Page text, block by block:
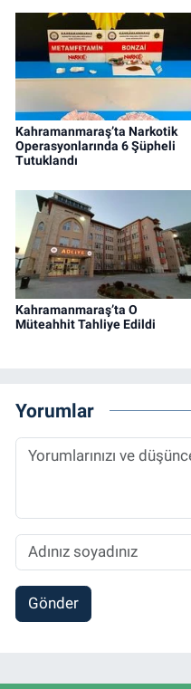
Kahramanmaraş’ta Narkotik
Operasyonlarında 6 Şüpheli
Tutuklandı
Kahramanmaraş’ta O
Müteahhit Tahliye Edildi
Yorumlar
Gönder